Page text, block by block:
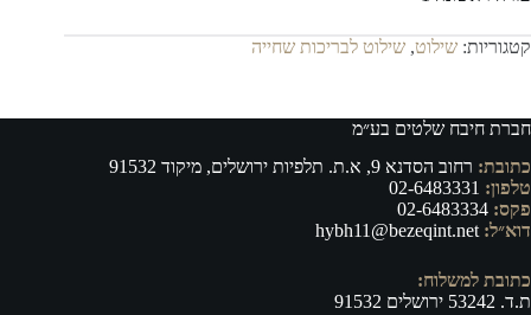
קטגוריות: שילוט, שילוט לבריכות שחייה
חברת חיבח שלטים בע״מ
כתובת: רחוב הסדנא 9, א.ת. תלפיות ירושלים, מיקוד 91532
טלפון: 02-6483331
פקס:
דוא״ל: hybh11@bezeqint.net
כתובת למשלוח:
ת.ד. 53242 ירושלים 91532